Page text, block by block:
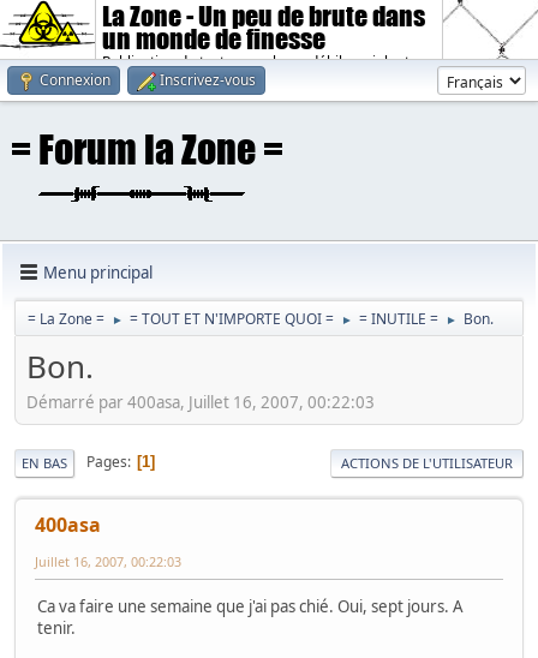
La Zone - Un peu de brute dans
un monde de finesse
Publication de textes sombres, débiles, violents.
Connexion
Inscrivez-vous
Menu principal
= La Zone = ► = TOUT ET N'IMPORTE QUOI = ► = INUTILE = ► Bon.
Bon.
Démarré par 400asa, Juillet 16, 2007, 00:22:03
EN BAS Pages 1 ACTIONS DE L'UTILISATEUR
400asa
Juillet 16, 2007, 00:22:03
Ca va faire une semaine que j'ai pas chié. Oui, sept jours. A
tenir.